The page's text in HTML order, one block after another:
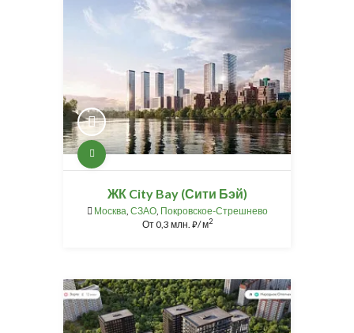
ЖК City Bay (Сити Бэй)
Москва СЗАО, Покровское-Стрешнево
От0,3 млн. ⃏/ м2